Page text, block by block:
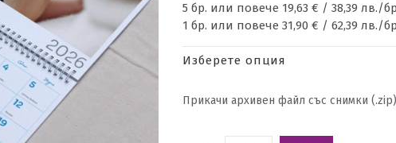
5 бр. или повече 19,63 € / 38,39 лв./
1 бр. или повече 31,90 € / 62,39 лв./
Изберете опция
Прикачи архивен файл със снимки (.zip)